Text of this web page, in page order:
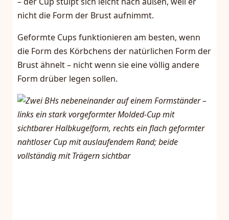
nicht die Form der Brust aufnimmt.
Geformte Cups funktionieren am besten, wenn
die Form des Körbchens der natürlichen Form der
Brust ähnelt – nicht wenn sie eine völlig andere
Form drüber legen sollen.